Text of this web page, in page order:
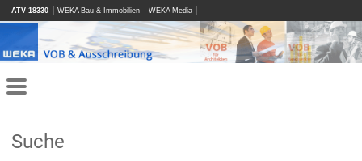
ATV 18330 WEKA Bau & Immobilien WEKA Media
Suche